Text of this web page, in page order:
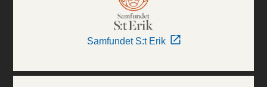
Samfundet S:t Erik